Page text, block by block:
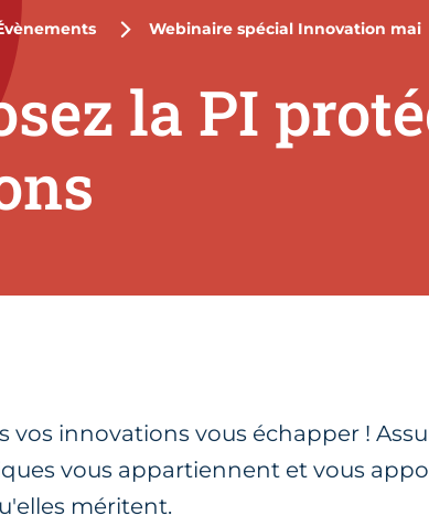
Webinaire spécial Innovation mai
la PI
vos innovations vous échapper !
vous appartiennent et vous
méritent.